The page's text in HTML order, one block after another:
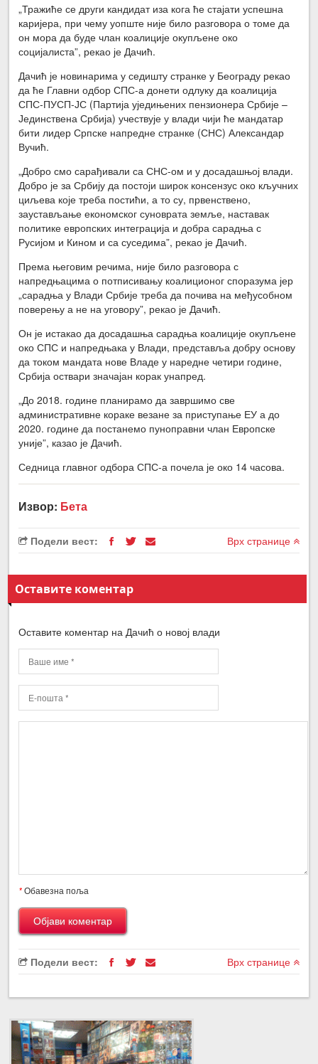
„Тражиће се други кандидат иза кога ће стајати успешна
каријера, при чему уопште није било разговора о томе да
он мора да буде члан коалиције окупљене око
социјалиста”, рекао је Дачић.
Дачић је новинарима у седишту странке у Београду рекао
да ће Главни одбор СПС-а донети одлуку да коалиција
СПС-ПУСП-ЈС (Партија уједињених пензионера Србије –
Јединствена Србија) учествује у влади чији ће мандатар
бити лидер Српске напредне странке (СНС) Александар
Вучић.
„Добро смо сарађивали са СНС-ом и у досадашњој влади.
Добро је за Србију да постоји широк консензус око кључних
циљева које треба постићи, а то су, првенствено,
заустављање економског суноврата земље, наставак
политике европских интеграција и добра сарадња с
Русијом и Кином и са суседима”, рекао је Дачић.
Према његовим речима, није било разговора с
напредњацима о потписивању коалиционог споразума јер
„сарадња у Влади Србије треба да почива на међусобном
поверењу а не на уговору”, рекао је Дачић.
Он је истакао да досадашња сарадња коалиције окупљене
око СПС и напредњака у Влади, представља добру основу
да током мандата нове Владе у наредне четири године,
Србија оствари значајан корак унапред.
„До 2018. године планирамо да завршимо све
административне кораке везане за приступање ЕУ а до
2020. године да постанемо пуноправни члан Европске
уније”, казао је Дачић.
Седница главног одбора СПС-а почела је око 14 часова.
Извор: Бета
Подели вест: Врх странице
Оставите коментар
Оставите коментар на Дачић о новој влади
*Обавезна поља
Подели вест: Врх странице